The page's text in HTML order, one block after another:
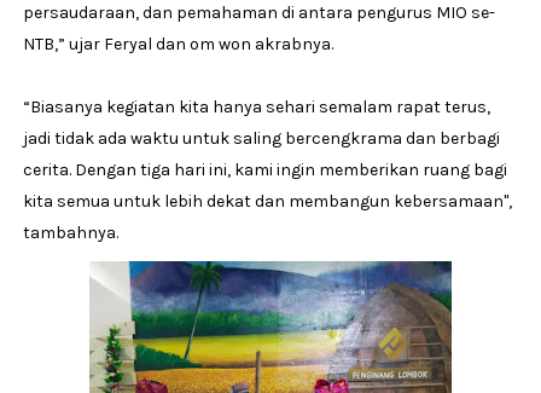
persaudaraan, dan pemahaman di antara pengurus MIO se-
NTB,” ujar Feryal dan om won akrabnya.
“Biasanya kegiatan kita hanya sehari semalam rapat terus,
jadi tidak ada waktu untuk saling bercengkrama dan berbagi
cerita. Dengan tiga hari ini, kami ingin memberikan ruang bagi
kita semua untuk lebih dekat dan membangun kebersamaan",
tambahnya.